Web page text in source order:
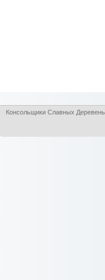
Консольщики Славных